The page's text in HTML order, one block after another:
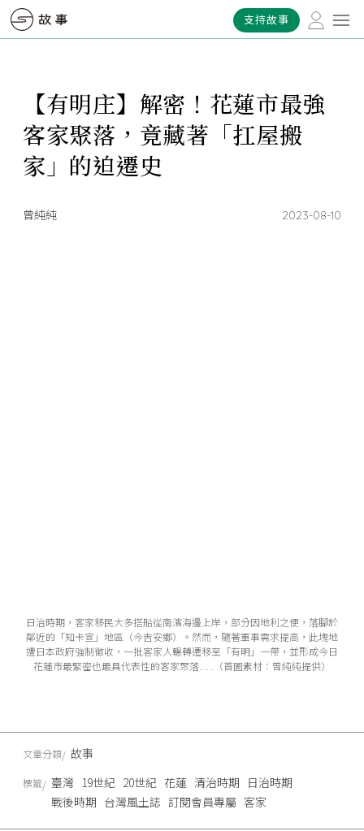
支持故事
【有明庄】解密！花蓮市最強
客家聚落，竟藏著「扛屋搬
家」的迫遷史
曾純純 2023-08-10
日治時期，客家移民大多搭船從南濱海邊上岸，部分因地利之便，落腳於
鄰近的「知卡宣」地區（今吉安鄉）。然而，隨著軍事需求提高，此塊地
遭日本政府強制徵收，一批客家人輾轉遷移至「有明」一帶，並形成今日
花蓮市最緊密也最具代表性的客家聚落......（首圖素材：曾純純提供）
文章分類 故事
標籤 臺灣 19世紀 20世紀 花蓮 清治時期 日治時期
戰後時期 台灣風土誌 訂閱會員專屬 客家